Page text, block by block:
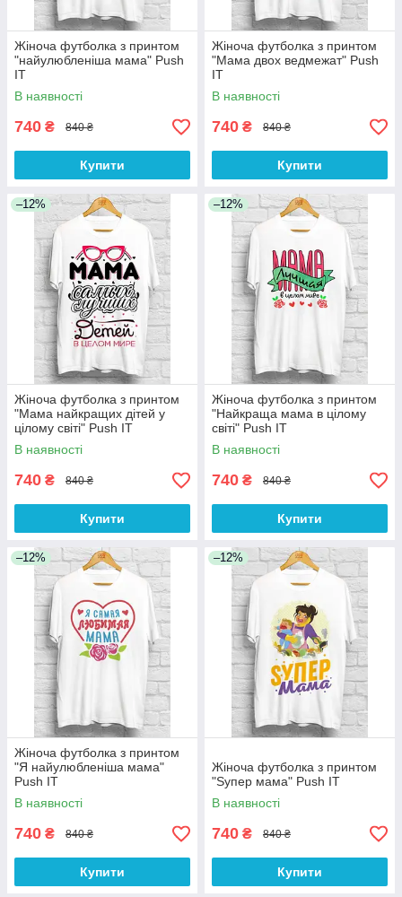
Жіноча футболка з принтом
"найулюбленіша мама" Push
IT
В наявності
740 ₴ 840 ₴
Купити
Жіноча футболка з принтом
"Мама двох ведмежат" Push
IT
В наявності
740 ₴ 840 ₴
Купити
–12%
Жіноча футболка з принтом
"Мама найкращих дітей у
цілому світі" Push IT
В наявності
740 ₴ 840 ₴
Купити
–12%
Жіноча футболка з принтом
"Найкраща мама в цілому
світі" Push IT
В наявності
740 ₴ 840 ₴
Купити
–12%
Жіноча футболка з принтом
"Я найулюбленіша мама"
Push IT
В наявності
740 ₴ 840 ₴
Купити
–12%
Жіноча футболка з принтом
"Ѕупер мама" Push IT
В наявності
740 ₴ 840 ₴
Купити